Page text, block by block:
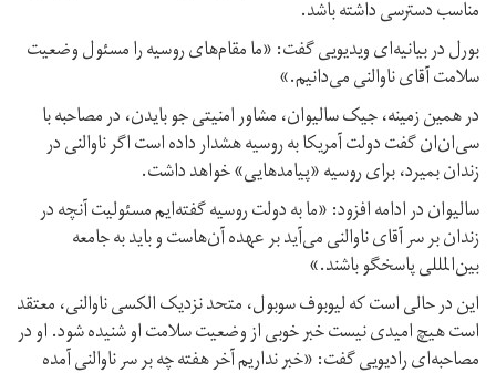
مناسب دسترسی داشته باشد.
بورل در بیانیه‌ای ویدیویی گفت: «ما مقام‌های روسیه را مسئول وضعیت
سلامت آقای ناوالنی می‌دانیم.»
در همین زمینه، جیک سالیوان، مشاور امنیتی جو بایدن، در مصاحبه با
سی‌ان‌ان گفت دولت آمریکا به روسیه هشدار داده است اگر ناوالنی در
زندان بمیرد، برای روسیه «پیامدهایی» خواهد داشت.
سالیوان در ادامه افزود: «ما به دولت روسیه گفته‌ایم مسئولیت آنچه در
زندان بر سر آقای ناوالنی می‌آید بر عهده آن‌هاست و باید به جامعه
بین‌المللی پاسخگو باشند.»
این در حالی است که لیوبوف سوبول، متحد نزدیک الکسی ناوالنی، معتقد
است هیچ امیدی نیست خبر خوبی از وضعیت سلامت او شنیده شود. او در
مصاحبه‌ای رادیویی گفت: «خبر نداریم آخر هفته چه بر سر ناوالنی آمده